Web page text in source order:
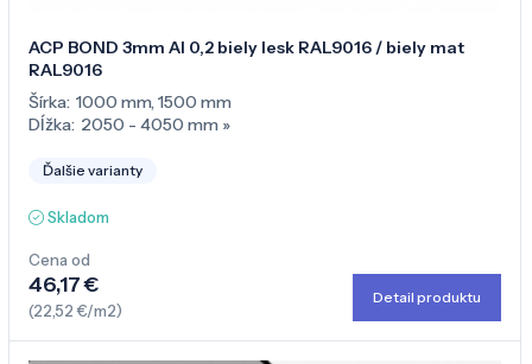
ACP BOND 3mm Al 0,2 biely lesk RAL9016 / biely mat
RAL9016
Šírka: 1000 mm,1500 mm
Dĺžka: 2050 - 4050 mm »
Ďalšie varianty
Skladom
Cena od
46,17 €
(22,52 €/m2)
Detail produktu